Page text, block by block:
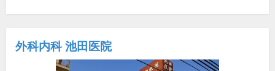
外科内科 池田医院